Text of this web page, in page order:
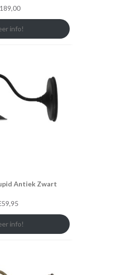
info!
Antiek Zwart
59,95
info!